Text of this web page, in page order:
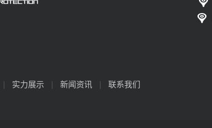
| 实力展示 | 新闻资讯 | 联系我们